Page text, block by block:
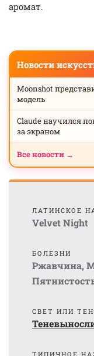
аромат.
Новости
Moonshot
модель
Claude научился
за экраном
Все новости →
ЛАТИНСКОЕ
Velvet Night
БОЛЕЗНИ
Ржавчина,
СВЕТ ИЛИ
ТИПИЧНОЕ